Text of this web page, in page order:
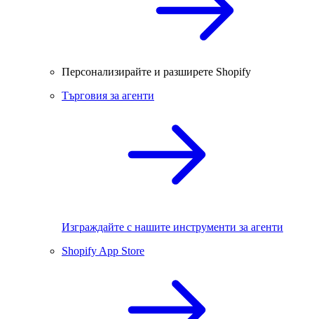
Персонализирайте и разширете Shopify
Търговия за агенти
Изграждайте с нашите инструменти за агенти
Shopify App Store